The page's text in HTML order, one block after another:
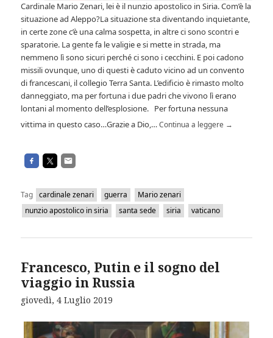
Cardinale Mario Zenari, lei è il nunzio apostolico in Siria. Com’è la
situazione ad Aleppo?La situazione sta diventando inquietante,
in certe zone c’è una calma sospetta, in altre ci sono scontri e
sparatorie. La gente fa le valigie e si mette in strada, ma
nemmeno lì sono sicuri perché ci sono i cecchini. E poi cadono
missili ovunque, uno di questi è caduto vicino ad un convento
di francescani, il collegio Terra Santa. L’edificio è rimasto molto
danneggiato, ma per fortuna i due padri che vivono lì erano
lontani al momento dell’esplosione. Per fortuna nessuna
vittima in questo caso…Grazie a Dio,…Continua a leggere →
Tag cardinale zenari guerra
Mario zenari
nunzio apostolico in siria
santa sede siria vaticano
Francesco, Putin e il sogno del
viaggio in Russia
giovedì, 4 Luglio 2019